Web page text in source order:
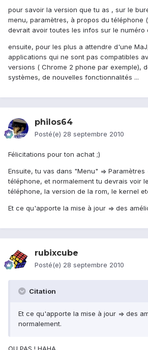
pour savoir la version que tu as , sur le
menu, paramètres, à propos du téléphone
devrait avoir toutes les infos sur le numéro
ensuite, pour les plus a attendre d'une
applications qui ne sont pas compatibles
versions ( Chrome 2 phone par exemple),
systèmes, de nouvelles fonctionnalités ...
philos64
Posté(e) 28 septembre 2010
Félicitations pour ton achat ;)
Ensuite, tu vas dans "Menu" => Paramètres
téléphone, et normalement tu devrais voir
téléphone, la version de la rom, le kernel
Et ce qu'apporte la mise à jour => des
rubixcube
Posté(e) 28 septembre 2010
Citation
Et ce qu'apporte la mise à jour => des
normalement.